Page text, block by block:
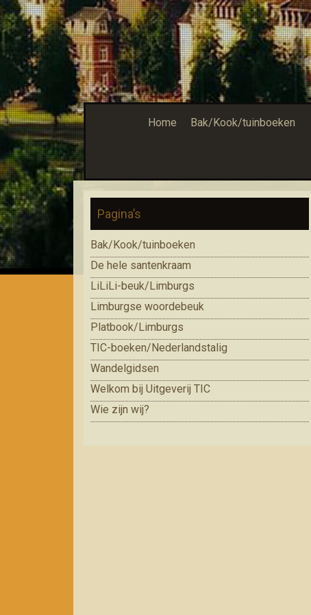
Home Bak/Kook/tuinboeken
Pagina’s
Bak/Kook/tuinboeken
De hele santenkraam
LiLiLi-beuk/Limburgs
Limburgse woordebeuk
Platbook/Limburgs
TIC-boeken/Nederlandstalig
Wandelgidsen
Welkom bij Uitgeverij TIC
Wie zijn wij?